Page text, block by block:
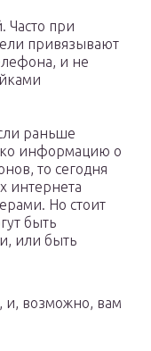
Часто при
привязывают
и не
раньше
информацию о
то сегодня
интернета
Но стоит
быть
или быть
и, возможно, вам